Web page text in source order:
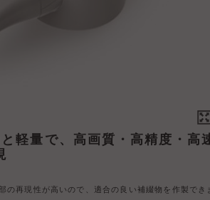
の再現性が高いので、適合の良い補綴物を作製でき